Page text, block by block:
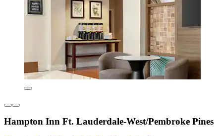
Hampton Inn Ft. Lauderdale-West/Pembroke Pines